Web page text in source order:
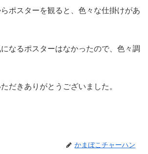
ポスターを観ると、色々な仕掛けがあ
なるポスターはなかったので、色々調
だきありがとうございました。
かまぼこチャーハン